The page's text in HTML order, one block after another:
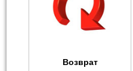
Возврат